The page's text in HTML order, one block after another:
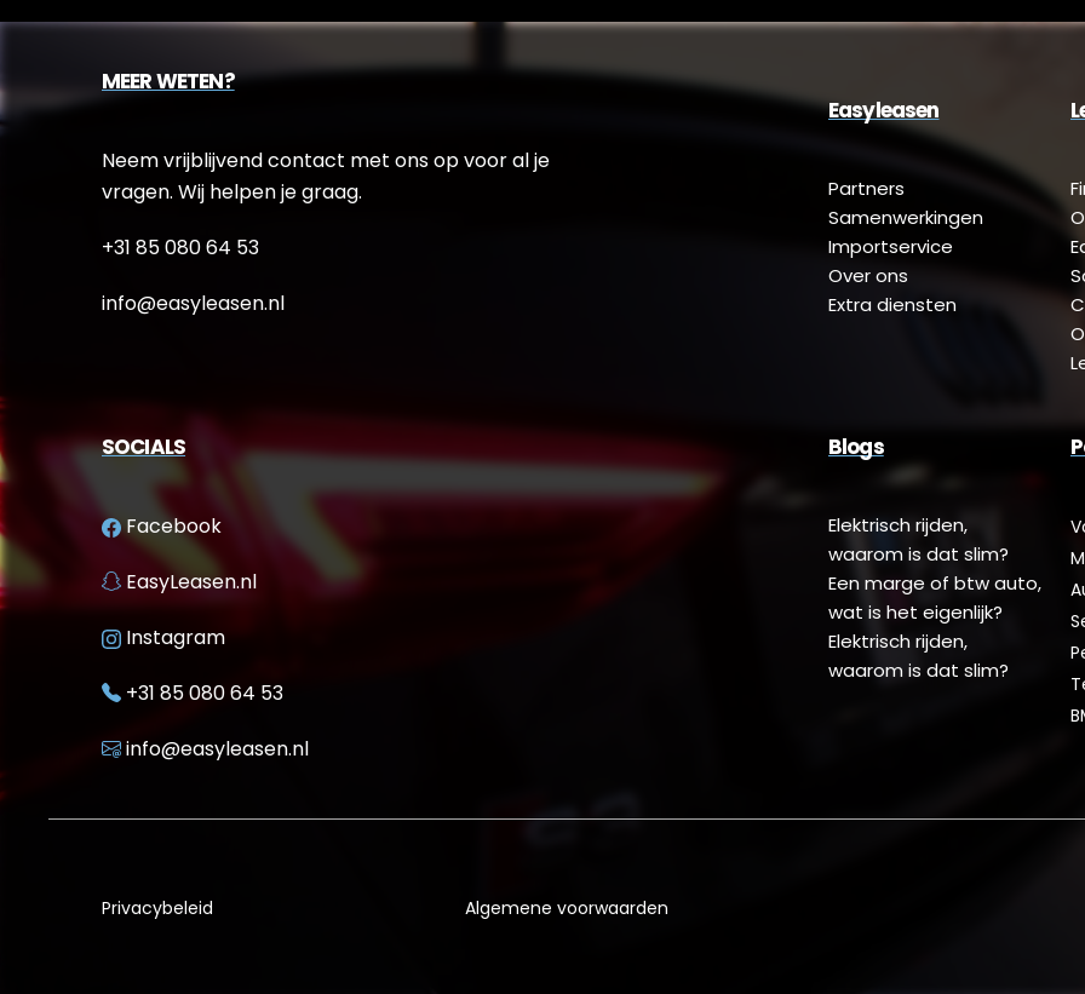
MEER WETEN?
Neem vrijblijvend contact met ons op voor al je
vragen. Wij helpen je graag.
+31 85 080 64 53
info@easyleasen.nl
Easyleasen
Partners
Samenwerkingen
Importservice
Over ons
Extra diensten
SOCIALS
Facebook
EasyLeasen.nl
Instagram
+31 85 080 64 53
info@easyleasen.nl
Blogs
Elektrisch rijden,
waarom is dat slim?
Een marge of btw auto,
wat is het eigenlijk?
Elektrisch rijden,
waarom is dat slim?
Privacybeleid Algemene voorwaarden